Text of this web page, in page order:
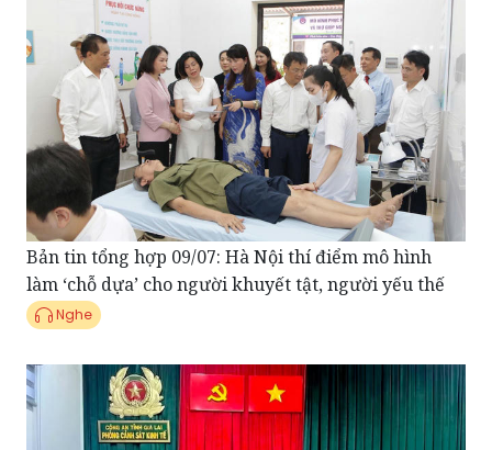
Bản tin tổng hợp 09/07: Hà Nội thí điểm mô hình
làm ‘chỗ dựa’ cho người khuyết tật, người yếu thế
Nghe